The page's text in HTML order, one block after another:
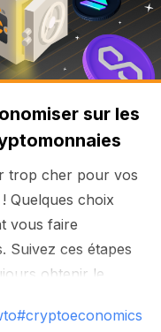
sur les
trop cher pour vos
Quelques choix
vous faire
Suivez ces étapes
obtenir le
:
#cryptoeconomics